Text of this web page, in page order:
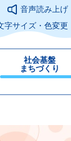
本文へ音声読み上げ
字サイズ・色変更
社会基盤
まちづくり
じ